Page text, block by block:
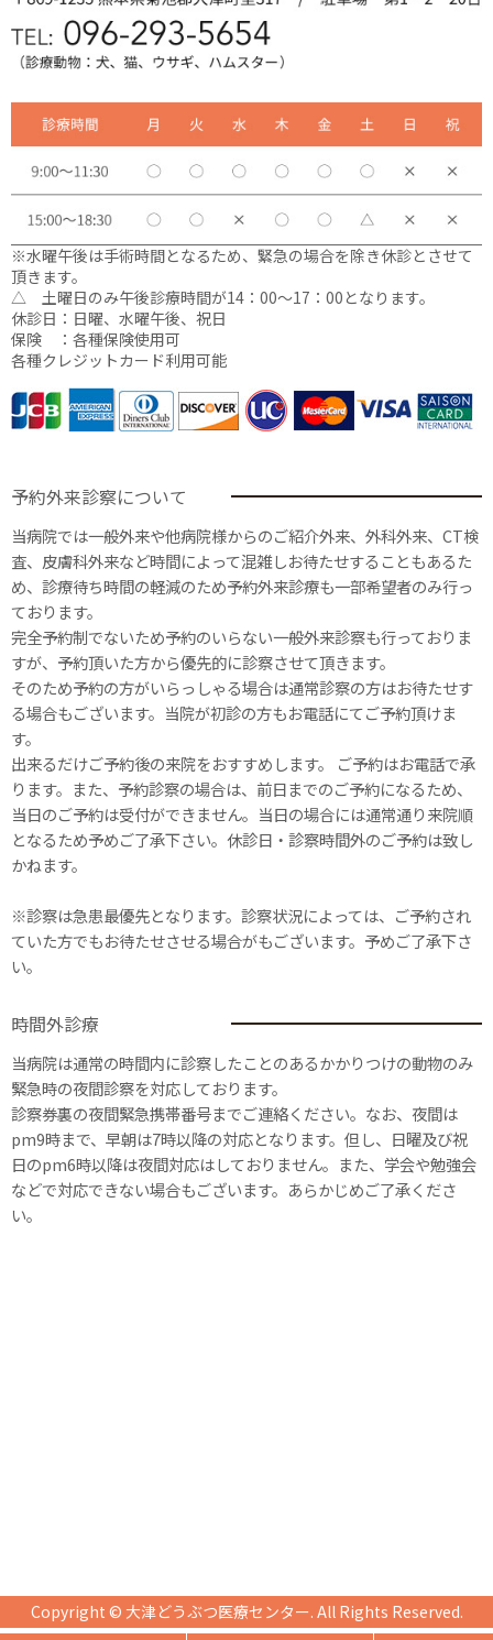
※水曜午後は手術時間となるため、緊急の場合を除き休診とさせて
頂きます。
△ 土曜日のみ午後診療時間が14：00〜17：00となります。
休診日：日曜、水曜午後、祝日
保険 ：各種保険使用可
各種クレジットカード利用可能
予約外来診察について
当病院では一般外来や他病院様からのご紹介外来、外科外来、CT検
査、皮膚科外来など時間によって混雑しお待たせすることもあるた
め、診療待ち時間の軽減のため予約外来診療も一部希望者のみ行っ
ております。
完全予約制でないため予約のいらない一般外来診察も行っておりま
すが、予約頂いた方から優先的に診察させて頂きます。
そのため予約の方がいらっしゃる場合は通常診察の方はお待たせす
る場合もございます。当院が初診の方もお電話にてご予約頂けま
す。
出来るだけご予約後の来院をおすすめします。 ご予約はお電話で承
ります。また、予約診察の場合は、前日までのご予約になるため、
当日のご予約は受付ができません。当日の場合には通常通り来院順
となるため予めご了承下さい。休診日・診察時間外のご予約は致し
かねます。
※診察は急患最優先となります。診察状況によっては、ご予約され
ていた方でもお待たせさせる場合がもございます。予めご了承下さ
い。
時間外診療
当病院は通常の時間内に診察したことのあるかかりつけの動物のみ
緊急時の夜間診察を対応しております。
診察券裏の夜間緊急携帯番号までご連絡ください。なお、夜間は
pm9時まで、早朝は7時以降の対応となります。但し、日曜及び祝
日のpm6時以降は夜間対応はしておりません。また、学会や勉強会
などで対応できない場合もございます。あらかじめご了承くださ
い。
Copyright © 大津どうぶつ医療センター. All Rights Reserved.